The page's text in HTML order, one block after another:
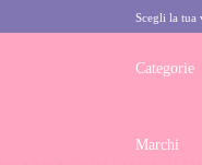
Scegli la tua
Categorie
Marchi